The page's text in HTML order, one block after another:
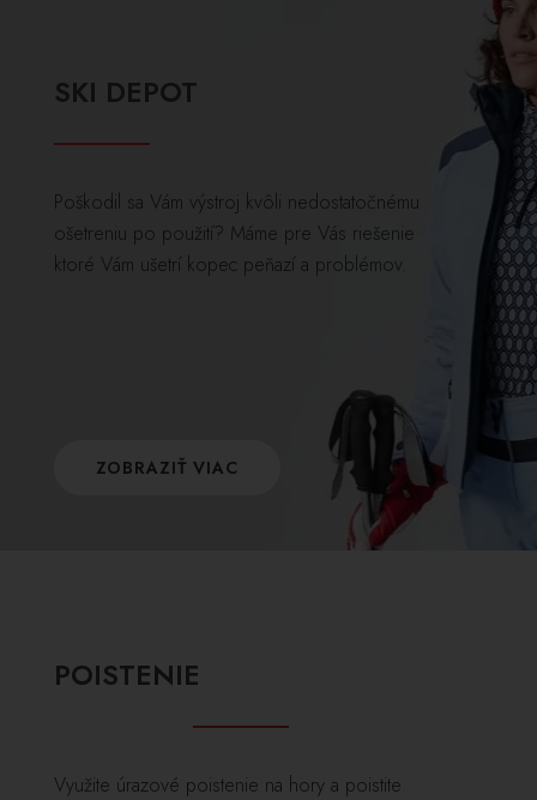
SKI DEPOT
Poškodil sa Vám výstroj kvôli nedostatočnému
ošetreniu po použití? Máme pre Vás riešenie
ktoré Vám ušetrí kopec peňazí a problémov.
ZOBRAZIŤ VIAC
POISTENIE
Využite úrazové poistenie na hory a poistite